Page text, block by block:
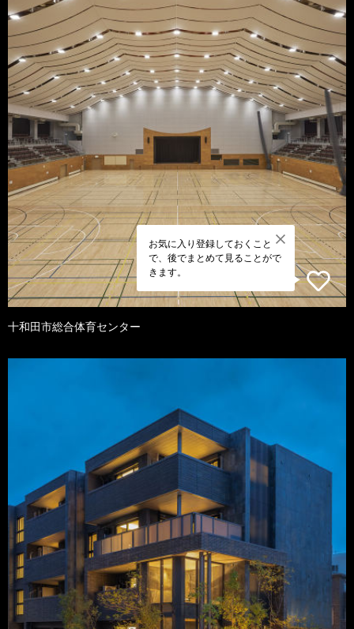
お気に入り登録しておくこと
で、後でまとめて見ることがで
きます。
十和田市総合体育センター